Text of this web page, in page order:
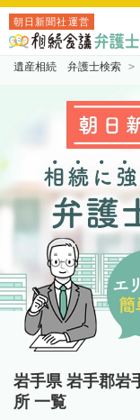
朝日新聞社運営
遺産相続 弁護士検索
岩手県 岩手郡岩
所 一覧